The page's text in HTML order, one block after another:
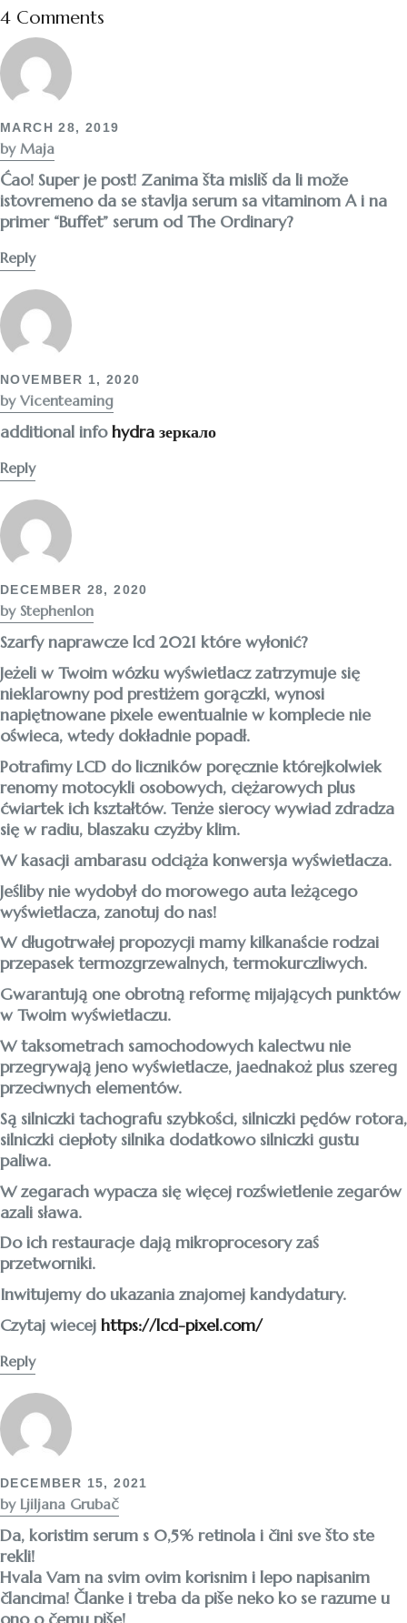
4 Comments
MARCH 28, 2019
by Maja
Ćao! Super je post! Zanima šta misliš da li može
istovremeno da se stavlja serum sa vitaminom A i na
primer “Buffet” serum od The Ordinary?
Reply
NOVEMBER 1, 2020
by Vicenteaming
additional infohydra зеркало
Reply
DECEMBER 28, 2020
by Stephenlon
Szarfy naprawcze lcd 2021 które wyłonić?
Jeżeli w Twoim wózku wyświetlacz zatrzymuje się
nieklarowny pod prestiżem gorączki, wynosi
napiętnowane pixele ewentualnie w komplecie nie
oświeca, wtedy dokładnie popadł.
Potrafimy LCD do liczników poręcznie którejkolwiek
renomy motocykli osobowych, ciężarowych plus
ćwiartek ich kształtów. Tenże sierocy wywiad zdradza
się w radiu, blaszaku czyżby klim.
W kasacji ambarasu odciąża konwersja wyświetlacza.
Jeśliby nie wydobył do morowego auta leżącego
wyświetlacza, zanotuj do nas!
W długotrwałej propozycji mamy kilkanaście rodzai
przepasek termozgrzewalnych, termokurczliwych.
Gwarantują one obrotną reformę mijających punktów
w Twoim wyświetlaczu.
W taksometrach samochodowych kalectwu nie
przegrywają jeno wyświetlacze, jaednakoż plus szereg
przeciwnych elementów.
Są silniczki tachografu szybkości, silniczki pędów rotora,
silniczki ciepłoty silnika dodatkowo silniczki gustu
paliwa.
W zegarach wypacza się więcej rozświetlenie zegarów
azali sława.
Do ich restauracje dają mikroprocesory zaś
przetworniki.
Inwitujemy do ukazania znajomej kandydatury.
Czytaj wiecej https://lcd-pixel.com/
Reply
DECEMBER 15, 2021
by Ljiljana Grubač
Da, koristim serum s 0,5% retinola i čini sve što ste
rekli!
Hvala Vam na svim ovim korisnim i lepo napisanim
člancima! Članke i treba da piše neko ko se razume u